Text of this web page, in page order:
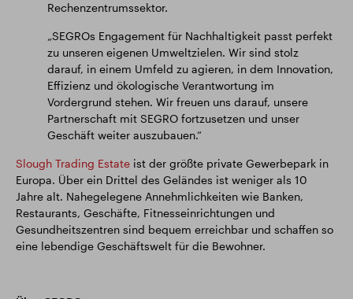
Rechenzentrumssektor.
„SEGROs Engagement für Nachhaltigkeit passt perfekt
zu unseren eigenen Umweltzielen. Wir sind stolz
darauf, in einem Umfeld zu agieren, in dem Innovation,
Effizienz und ökologische Verantwortung im
Vordergrund stehen. Wir freuen uns darauf, unsere
Partnerschaft mit SEGRO fortzusetzen und unser
Geschäft weiter auszubauen.“
Slough Trading Estate ist der größte private Gewerbepark in
Europa. Über ein Drittel des Geländes ist weniger als 10
Jahre alt. Nahegelegene Annehmlichkeiten wie Banken,
Restaurants, Geschäfte, Fitnesseinrichtungen und
Gesundheitszentren sind bequem erreichbar und schaffen so
eine lebendige Geschäftswelt für die Bewohner.